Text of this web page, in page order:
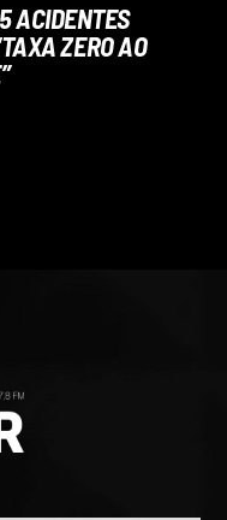
ACIDENTES
ZERO AO